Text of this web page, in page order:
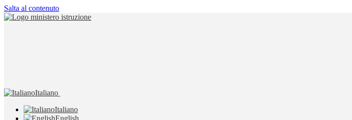
Salta al contenuto
Italiano
Italiano
English